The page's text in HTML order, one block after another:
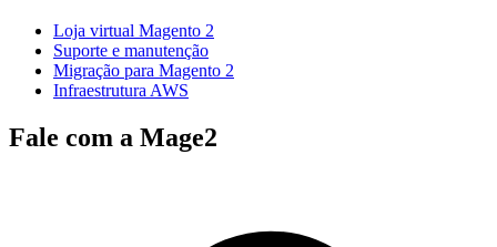
Loja virtual Magento 2
Suporte e manutenção
Migração para Magento 2
Infraestrutura AWS
Fale com a Mage2